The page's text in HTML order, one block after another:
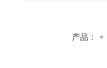
产品：